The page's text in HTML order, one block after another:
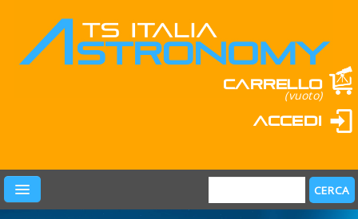
Carrello
(vuoto)
Accedi